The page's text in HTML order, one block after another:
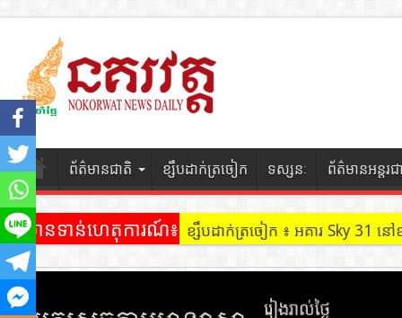
ព័ត៌មានជាតិ ខ្សឹបដាក់ត្រចៀក ទស្សនៈ ព័ត៌មានអន្តរជ
ព័ត៌មានទាន់ហេតុការណ៍៖ ខ្សឹបដាក់ត្រចៀក ៖ អគារ Sky 31
ខ្សឹបដាក់ត្រចៀក ៖ ដល់ករ ! ឈ្មួញដឹក